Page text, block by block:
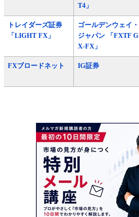
T4」
トレイダーズ証券
「LIGHT FX」
ゴールデンウェイ・
ジャパン 「FXTF G
X-FX」
FXブロードネット IG証券